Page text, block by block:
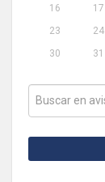
16
17
23
24
30
31